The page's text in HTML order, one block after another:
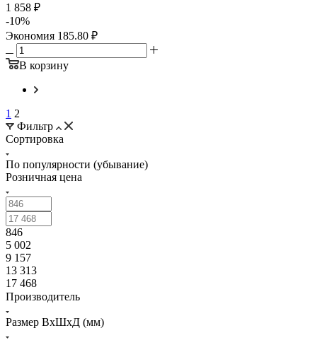
1 858 ₽
-10%
Экономия 185.80 ₽
В корзину
1 2
Фильтр
Сортировка
По популярности (убывание)
Розничная цена
846
5 002
9 157
13 313
17 468
Производитель
Размер ВхШхД (мм)